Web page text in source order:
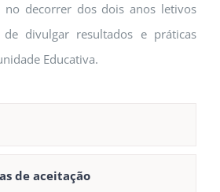
no decorrer dos dois anos letivos
divulgar resultados e práticas
Educativa.
de aceitação